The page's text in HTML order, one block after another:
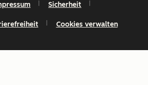
Sicherheit
Cookies verwalten